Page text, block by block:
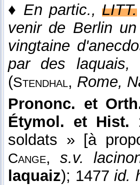
♦ En partic., LITT.
venir de Berlin
vingtaine
par des
(Stendhal, Rome,
Prononc. et
Étymol. et
soldats » [à
Cange, s.v.
laquaiz); 1477 id.